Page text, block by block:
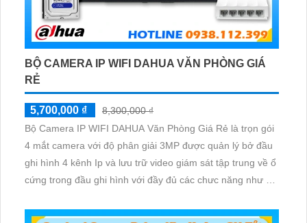
BỘ CAMERA IP WIFI DAHUA VĂN PHÒNG GIÁ
RẺ
5,700,000 ₫
8,300,000 ₫
Bộ Camera IP WIFI DAHUA Văn Phòng Giá Rẻ là trọn gói
4 mắt camera với độ phân giải 3MP được quản lý bở đầu
ghi hình 4 kênh Ip và lưu trữ video giám sát tập trung về ổ
cứng trong đầu ghi hình với đầy đủ các chưc năng như AI
giám sát có màu vào ban đêm